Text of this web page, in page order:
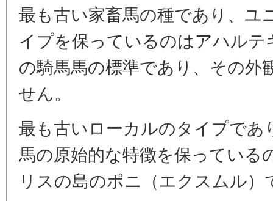
最も古い家畜馬の種であり、ユ
イプを保っているのはアハル
の騎馬馬の標準であり、その外
せん。
最も古いローカルのタイプであ
馬の原始的な特徴を保ってい
リスの島のポニ（エクスムル）